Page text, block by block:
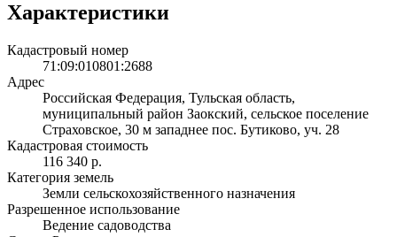
Характеристики
Кадастровый номер
71:09:010801:2688
Адрес
Российская Федерация, Тульская область,
муниципальный район Заокский, сельское поселение
Страховское, 30 м западнее пос. Бутиково, уч. 28
Кадастровая стоимость
116 340 р.
Категория земель
Земли сельскохозяйственного назначения
Разрешенное использование
Ведение садоводства